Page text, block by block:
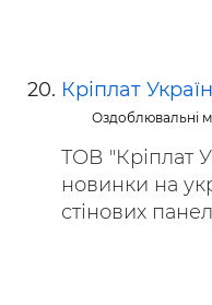
Кріплат
Оздоблювальні
ТОВ "Кріплат
новинки на
стінових